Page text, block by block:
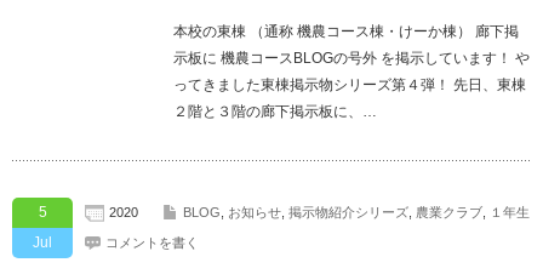
本校の東棟 （通称 機農コース棟・けーか棟） 廊下掲
示板に 機農コースBLOGの号外 を掲示しています！ や
ってきました東棟掲示物シリーズ第４弾！ 先日、東棟
２階と３階の廊下掲示板に、…
5
Jul
2020 BLOG お知らせ 掲示物紹介シリーズ 農業クラブ １年生
コメントを書く